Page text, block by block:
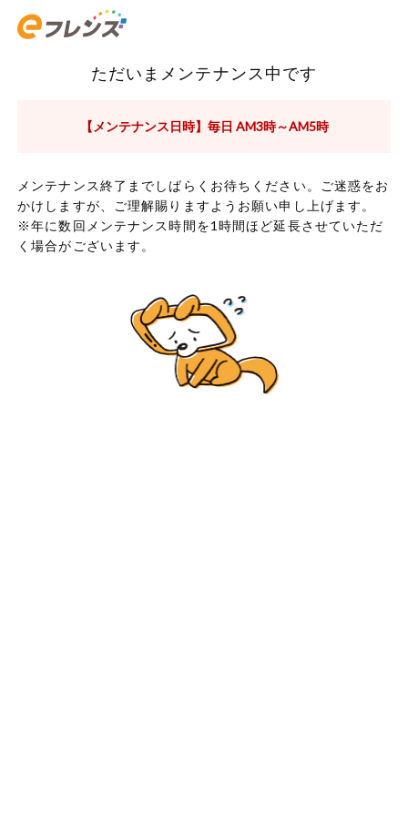
ただいまメンテナンス中です
【メンテナンス日時】毎日 AM3時～AM5時
メンテナンス終了までしばらくお待ちください。ご迷惑をお
かけしますが、ご理解賜りますようお願い申し上げます。
※年に数回メンテナンス時間を1時間ほど延長させていただ
く場合がございます。